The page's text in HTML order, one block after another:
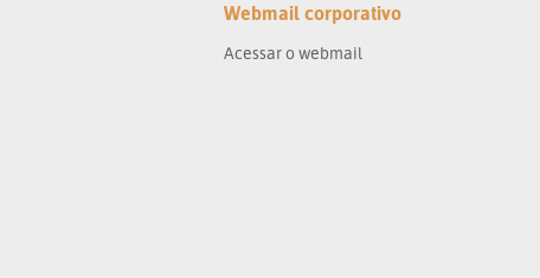
Webmail corporativo
Acessar o webmail